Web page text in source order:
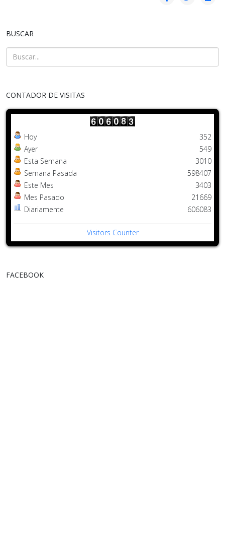
BUSCAR
CONTADOR DE VISITAS
Hoy
Ayer
Esta Semana
Semana Pasada
Este Mes
Mes Pasado
Diariamente
352
549
3010
598407
3403
21669
606083
Visitors Counter
FACEBOOK